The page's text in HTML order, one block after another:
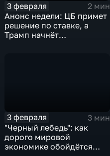
3 февраля
2 мин
Анонс недели: ЦБ примет
решение по ставке, а
Трамп начнёт
3 февраля
3 мин
"Черный лебедь": как
дорого мировой
экономике обойдётся